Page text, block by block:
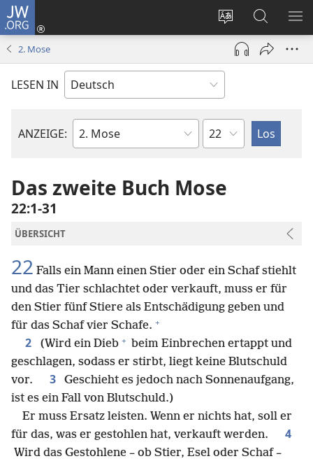
JW.ORG
Websitesprache
ändern
Anmelden
(öffnet
neues
Fenster)
Suche
2. Mose
LESEN IN
ANZEIGE:
Bibelbuch
Kapitel
Das zweite Buch Mose
22:1-31
ÜBERSICHT
22 Falls ein Mann einen Stier oder ein Schaf stiehlt
und das Tier schlachtet oder verkauft, muss er für
den Stier fünf Stiere als Entschädigung geben und
für das Schaf vier Schafe. +
2 (Wird ein Dieb + beim Einbrechen ertappt und
geschlagen, sodass er stirbt, liegt keine Blutschuld
vor.
3
Geschieht es jedoch nach Sonnenaufgang,
ist es ein Fall von Blutschuld.)
Er muss Ersatz leisten. Wenn er nichts hat, soll er
für das, was er gestohlen hat, verkauft werden.
4
Wird das Gestohlene – ob Stier, Esel oder Schaf –